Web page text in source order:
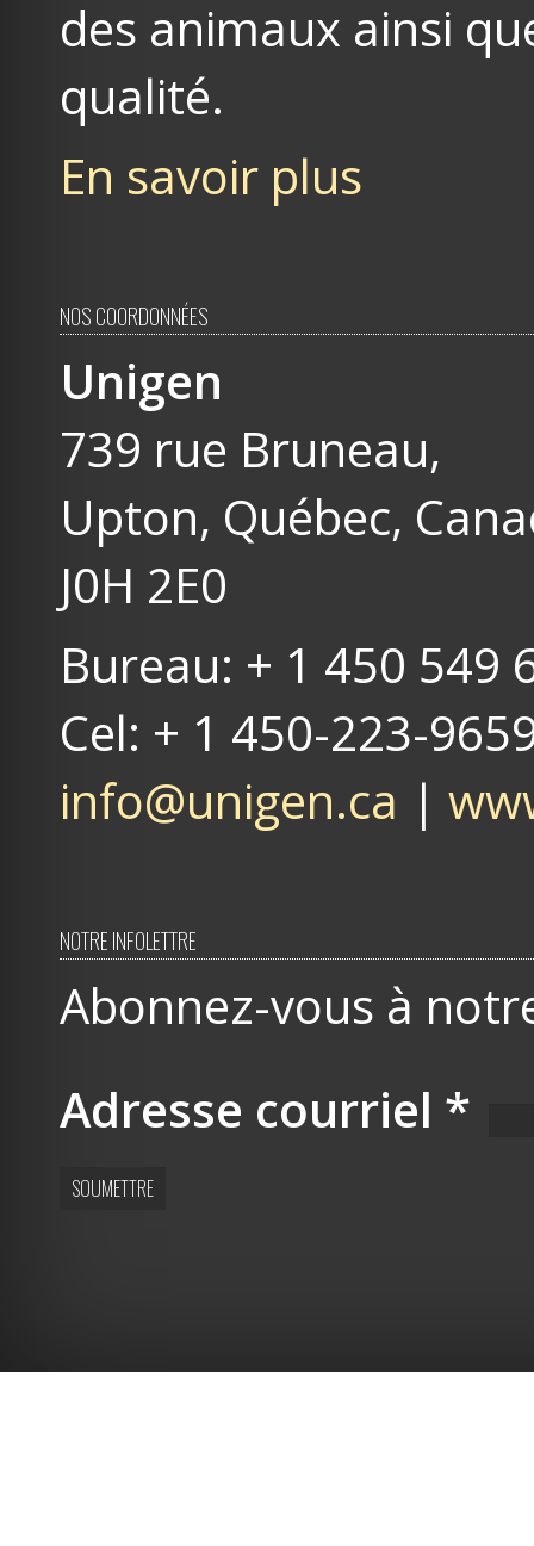
des animaux ainsi
qualité.
En savoir plus
NOS COORDONNÉES
Unigen
739 rue Bruneau,
Upton, Québec,
J0H 2E0
Bureau: + 1 450 549
Cel: + 1 450-223-
info@unigen.ca |
NOTRE INFOLETTRE
Abonnez-vous à
Adresse courriel *
SOUMETTRE